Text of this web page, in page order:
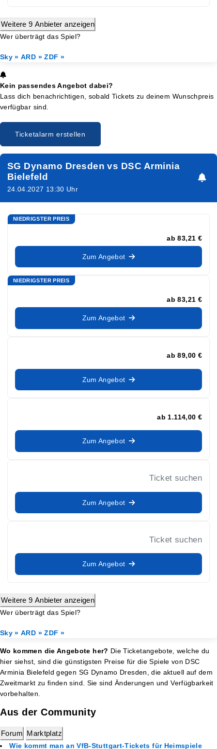
Weitere 9 Anbieter anzeigen
Wer überträgt das Spiel?
Sky » ARD » ZDF »
Kein passendes Angebot dabei?
Lass dich benachrichtigen, sobald Tickets zu deinem Wunschpreis
verfügbar sind.
Ticketalarm erstellen
SG Dynamo Dresden vs DSC Arminia
Bielefeld
24.04.2027 13:30 Uhr
NIEDRIGSTER PREIS
ab 83,21 €
Zum Angebot
NIEDRIGSTER PREIS
ab 83,21 €
Zum Angebot
ab 89,00 €
Zum Angebot
ab 1.114,00 €
Zum Angebot
Ticket suchen
Zum Angebot
Ticket suchen
Zum Angebot
Weitere 9 Anbieter anzeigen
Wer überträgt das Spiel?
Sky » ARD » ZDF »
Wo kommen die Angebote her? Die Ticketangebote, welche du
hier siehst, sind die günstigsten Preise für die Spiele von DSC
Arminia Bielefeld gegen SG Dynamo Dresden, die aktuell auf dem
Zweitmarkt zu finden sind. Sie sind Änderungen und Verfügbarkeit
vorbehalten.
Aus der Community
Forum Marktplatz
Wie kommt man an VfB-Stuttgart-Tickets für Heimspiele